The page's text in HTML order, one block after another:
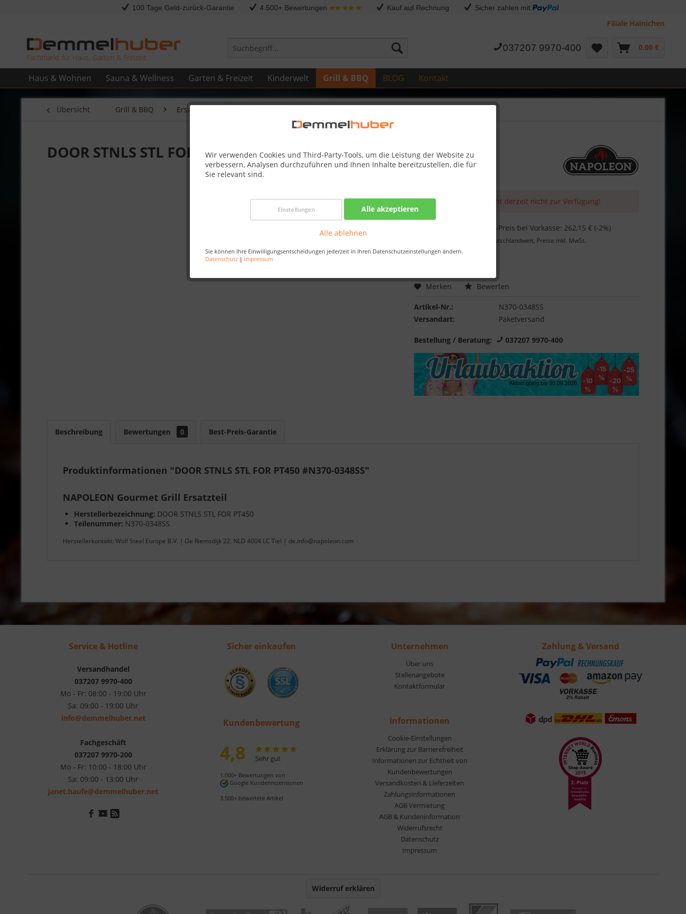
100 Tage Geld-zurück-Garantie 4.500+ Bewertungen Kauf auf Rechnung Sicher zahlen mit
Filiale Hainichen
Fachmarkt für Haus, Garten & Freizeit
037207 9970-400 0,00 €
Haus & Wohnen Sauna & Wellness Garten & Freizeit Kinderwelt Grill & BBQ BLOG Kontakt
Wir verwenden Cookies und Third-Party-Tools, um die Leistung der Website zu
verbessern, Analysen durchzuführen und Ihnen Inhalte bereitzustellen, die für
Sie relevant sind.
Einstellungen Alle akzeptieren
Alle ablehnen
Sie können Ihre Einwilligungsentscheidungen jederzeit in Ihren Datenschutzeinstellungen ändern.
Datenschutz | Impressum
Übersicht Grill & BBQ Ersatzteile
DOOR STNLS STL FOR PT450 #N370-0348SS
Dieser Artikel steht derzeit nicht zur Verfügung!
267,50 € Skonto-Preis bei Vorkasse: 262,15 € (-2%)
deutschlandweit, Preise inkl. MwSt.
Best-Preis-Garantie
Merken Bewerten
Artikel-Nr.:
N370-0348SS
Versandart:
Paketversand
Bestellung / Beratung: 037207 9970-400
Beschreibung Bewertungen 0 Best-Preis-Garantie
Produktinformationen "DOOR STNLS STL FOR PT450 #N370-0348SS"
NAPOLEON Gourmet Grill Ersatzteil
Herstellerbezeichnung: DOOR STNLS STL FOR PT450
Teilenummer: N370-0348SS
Herstellerkontakt: Wolf Steel Europe B.V. | De Riemsdijk 22, NLD 4004 LC Tiel | de.info@napoleon.com
Service & Hotline
Versandhandel
037207 9970-400
Mo - Fr: 08:00 - 19:00 Uhr
Sa: 09:00 - 19:00 Uhr
info@demmelhuber.net
Fachgeschäft
037207 9970-200
Mo - Fr: 10:00 - 18:00 Uhr
Sa: 09:00 - 13:00 Uhr
janet.haufe@demmelhuber.net
Sicher einkaufen
Kundenbewertung
4,8 Sehr gut
1.000+ Bewertungen von
Google Kundenrezensionen
3.500+ bewertete Artikel
Unternehmen
Über uns
Stellenangebote
Kontaktformular
Informationen
Cookie-Einstellungen
Erklärung zur Barrierefreiheit
Informationen zur Echtheit von
Kundenbewertungen
Versandkosten & Lieferzeiten
Zahlungsinformationen
AGB Vermietung
AGB & Kundeninformation
Widerrufsrecht
Datenschutz
Impressum
Zahlung & Versand
Widerruf erklären